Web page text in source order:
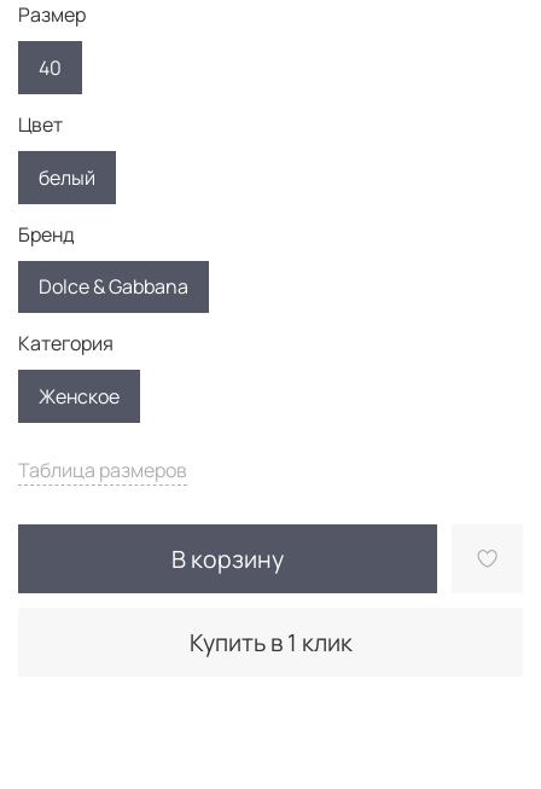
Таблица размеров
В корзину
Купить в 1 клик
Размер
40
Цвет
белый
Бренд
Dolce & Gabbana
Категория
Женское